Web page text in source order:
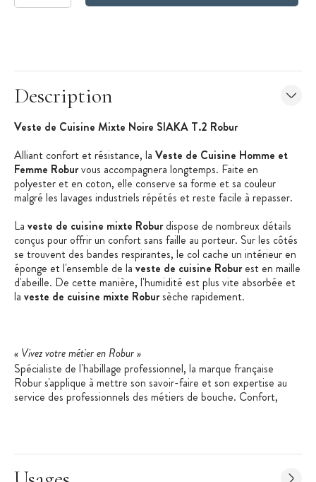
Description
Veste de Cuisine Mixte Noire SIAKA T.2 Robur
Alliant confort et résistance, la Veste de Cuisine Homme et
Femme Roburvous accompagnera longtemps. Faite en
polyester et en coton, elle conserve sa forme et sa couleur
malgré les lavages industriels répétés et reste facile à repasser.
La veste de cuisine mixte Roburdispose de nombreux détails
conçus pour offrir un confort sans faille au porteur. Sur les côtés
se trouvent des bandes respirantes, le col cache un intérieur en
éponge et l'ensemble de la veste de cuisine Roburest en maille
d'abeille. De cette manière, l'humidité est plus vite absorbée et
la veste de cuisine mixte Robursèche rapidement.
« Vivez votre métier en Robur »
Spécialiste de l'habillage professionnel, la marque française
Robur s'applique à mettre son savoir-faire et son expertise au
service des professionnels des métiers de bouche. Confort,
par Robur bénéficient du label Oekotex Standard 100.